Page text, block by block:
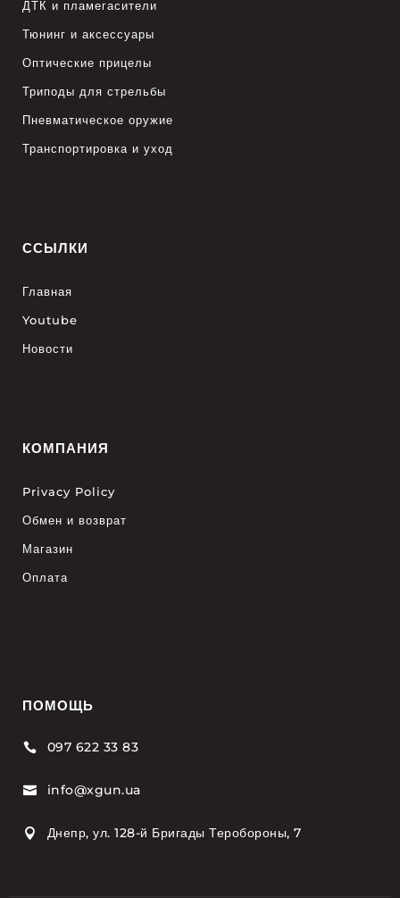
ДТК и пламегасители
Тюнинг и аксессуары
Оптические прицелы
Триподы для стрельбы
Пневматическое оружие
Транспортировка и уход
ССЫЛКИ
Главная
Youtube
Новости
КОМПАНИЯ
Privacy Policy
Обмен и возврат
Магазин
Оплата
ПОМОЩЬ
 097 622 33 83
 info@xgun.ua
 Днепр, ул. 128-й Бригады Теробороны, 7